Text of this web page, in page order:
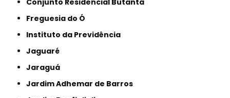
Conjunto Residencial Butantã
Freguesia do Ó
Instituto da Previdência
Jaguaré
Jaraguá
Jardim Adhemar de Barros